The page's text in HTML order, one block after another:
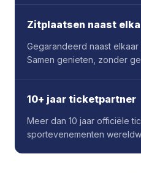
Zitplaatsen naast
Gegarandeerd naast elkaar
Samen genieten, zonder
10+ jaar ticketpartner
Meer dan 10 jaar officiële
sportevenementen